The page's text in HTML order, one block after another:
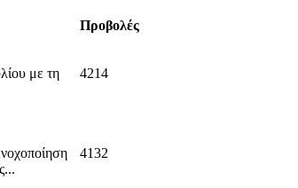
Προβολές
με τη
4214
4132